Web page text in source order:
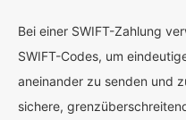
Bei einer SWIFT-Zahlung
SWIFT-Codes, um
aneinander zu senden und
sichere,